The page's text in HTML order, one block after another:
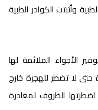
وأثبتت الكوادر الطبية
الأجواء الملائمة لها
لا تضطر للهجرة خارج
الظروف لمغادرة